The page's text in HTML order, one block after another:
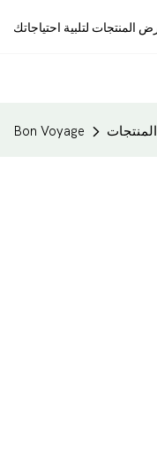
Bon Voyage المنتجات